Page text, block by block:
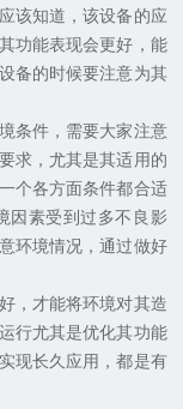
该知道，该设备的应
功能表现会更好，能
备的时候要注意为其
条件，需要大家注意
求，尤其是其适用的
个各方面条件都合适
因素受到过多不良影
环境情况，通过做好
，才能将环境对其造
行尤其是优化其功能
现长久应用，都是有